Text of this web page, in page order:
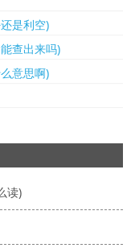
是利空)
查出来吗)
意思啊)
读)